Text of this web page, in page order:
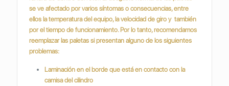
se ve afectado por varios síntomas o consecuencias, entre
ellos la temperatura del equipo, la velocidad de giro y también
por el tiempo de funcionamiento. Por lo tanto, recomendamos
reemplazar las paletas si presentan alguno de los siguientes
problemas:
Laminación en el borde que está en contacto con la
camisa del cilindro